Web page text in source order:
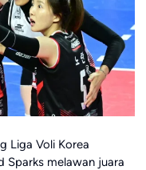
Liga Voli Korea
Sparks melawan juara